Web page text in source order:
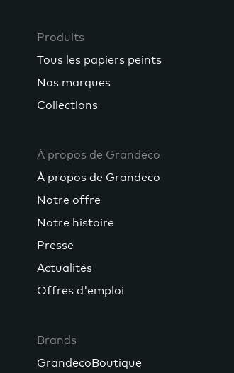
Produits
Tous les papiers peints
Nos marques
Collections
À propos de Grandeco
À propos de Grandeco
Notre offre
Notre histoire
Presse
Actualités
Offres d'emploi
Brands
GrandecoBoutique